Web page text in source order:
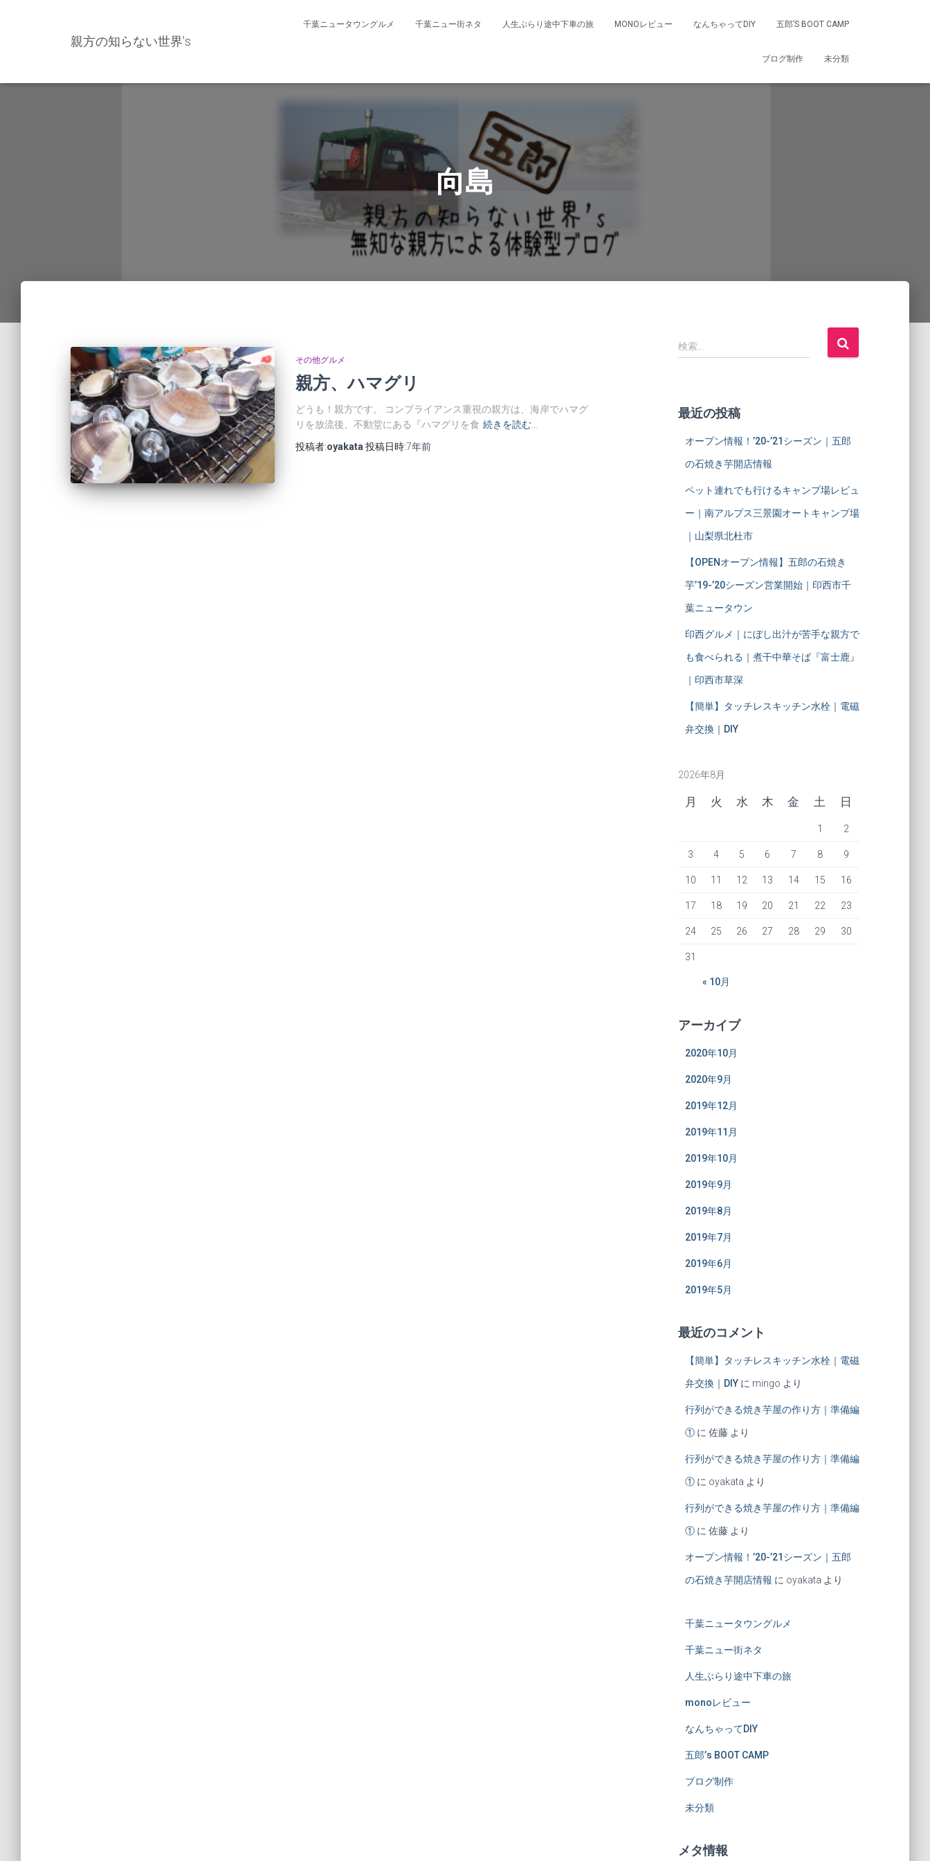
親方の知らない世界's
千葉ニュータウングルメ 千葉ニュー街ネタ 人生ぶらり途中下車の旅 MONOレビュー なんちゃってDIY 五郎’S BOOT CAMP
ブログ制作 未分類
向島
その他グルメ
親方、ハマグリ
どうも！親方です。 コンプライアンス重視の親方は、海岸でハマグ
リを放流後、不動堂にある『ハマグリを食 続きを読む…
投稿者:oyakata 投稿日時:7年前
検
索
検索…
最近の投稿
オープン情報！’20-’21シーズン｜五郎
の石焼き芋開店情報
ペット連れでも行けるキャンプ場レビュ
ー｜南アルプス三景園オートキャンプ場
｜山梨県北杜市
【OPENオープン情報】五郎の石焼き
芋’19-’20シーズン営業開始｜印西市千
葉ニュータウン
印西グルメ｜にぼし出汁が苦手な親方で
も食べられる｜煮干中華そば『富士鹿』
｜印西市草深
【簡単】タッチレスキッチン水栓｜電磁
弁交換｜DIY
2026年8月
月 火 水 木 金 土 日
« 10月
1 2
3 4 5 6 7 8 9
10 11 12 13 14 15 16
17 18 19 20 21 22 23
24 25 26 27 28 29 30
31
アーカイブ
2020年10月
2020年9月
2019年12月
2019年11月
2019年10月
2019年9月
2019年8月
2019年7月
2019年6月
2019年5月
最近のコメント
【簡単】タッチレスキッチン水栓｜電磁
弁交換｜DIYに mingo より
行列ができる焼き芋屋の作り方｜準備編
①に 佐藤より
行列ができる焼き芋屋の作り方｜準備編
①に oyakata より
行列ができる焼き芋屋の作り方｜準備編
①に 佐藤より
オープン情報！’20-’21シーズン｜五郎
の石焼き芋開店情報 に oyakata より
千葉ニュータウングルメ
千葉ニュー街ネタ
人生ぶらり途中下車の旅
monoレビュー
なんちゃってDIY
五郎’s BOOT CAMP
ブログ制作
未分類
メタ情報